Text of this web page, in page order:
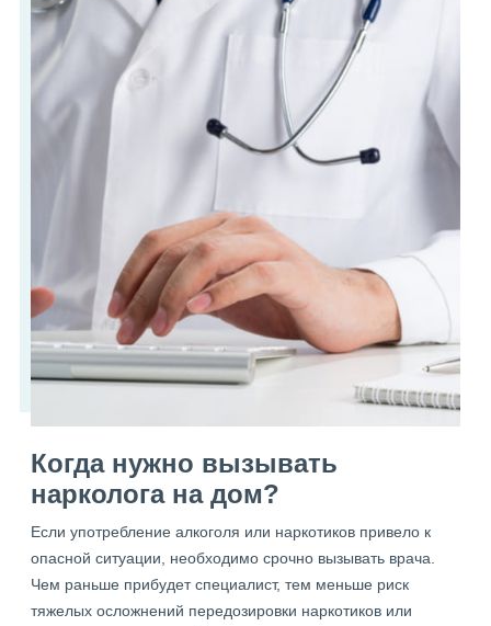
Когда нужно вызывать
нарколога на дом?
Если употребление алкоголя или наркотиков привело к
опасной ситуации, необходимо срочно вызывать врача.
Чем раньше прибудет специалист, тем меньше риск
тяжелых осложнений передозировки наркотиков или